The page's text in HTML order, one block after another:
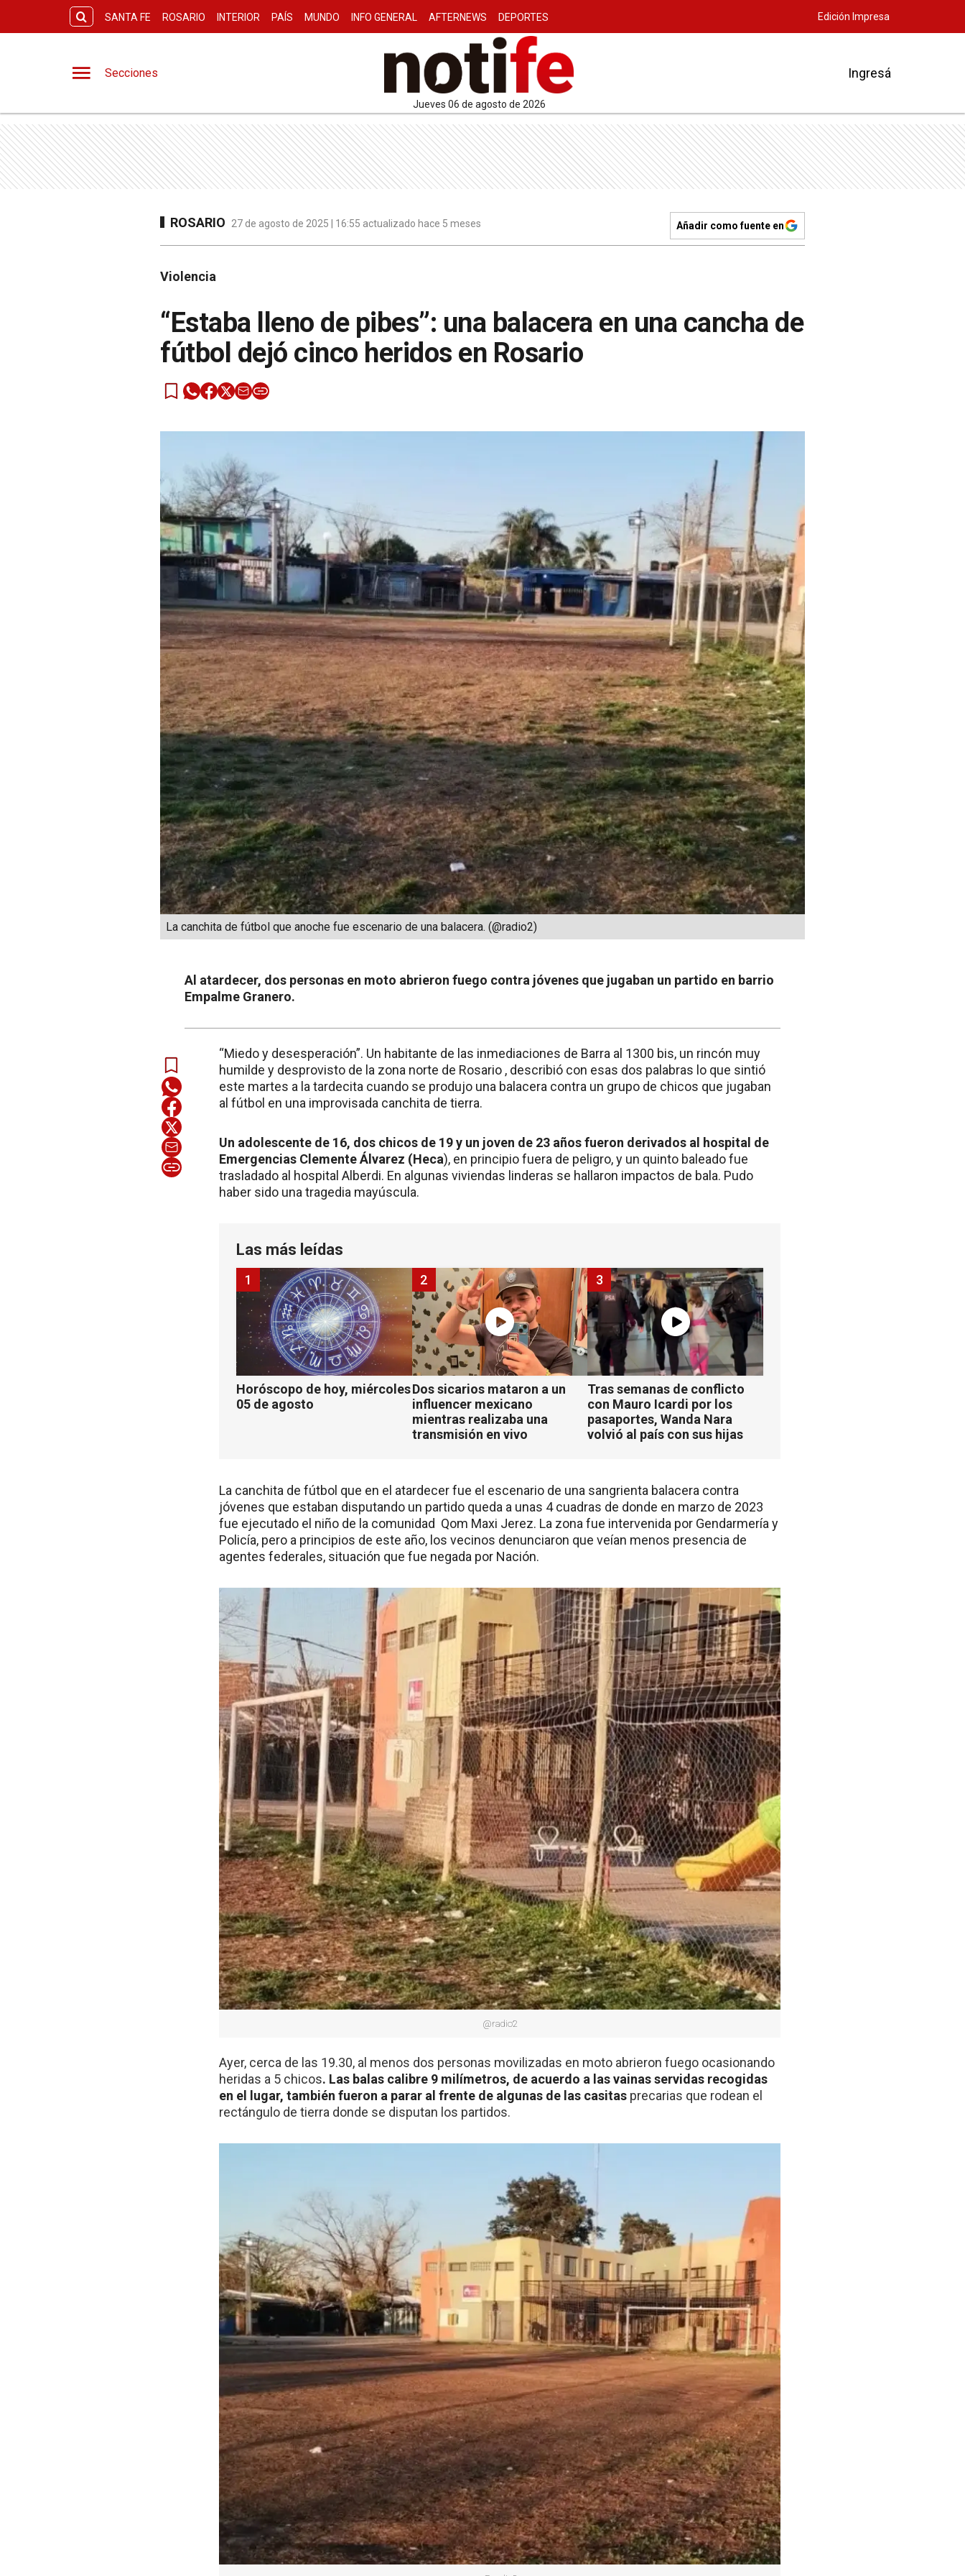
SANTA FE ROSARIO INTERIOR PAÍS MUNDO INFO GENERAL AFTERNEWS DEPORTES Edición Impresa
Secciones
jueves 06 de agosto de 2026
Ingresá
ROSARIO 27 de agosto de 2025 | 16:55 actualizado hace 5 meses Añadir como fuente en
Violencia
“Estaba lleno de pibes”: una balacera en una cancha de
fútbol dejó cinco heridos en Rosario
La canchita de fútbol que anoche fue escenario de una balacera. (@radio2)
Al atardecer, dos personas en moto abrieron fuego contra jóvenes que jugaban un partido en barrio
Empalme Granero.
“Miedo y desesperación”. Un habitante de las inmediaciones de Barra al 1300 bis, un rincón muy
humilde y desprovisto de la zona norte de Rosario , describió con esas dos palabras lo que sintió
este martes a la tardecita cuando se produjo una balacera contra un grupo de chicos que jugaban
al fútbol en una improvisada canchita de tierra.
Un adolescente de 16, dos chicos de 19 y un joven de 23 años fueron derivados al hospital de
Emergencias Clemente Álvarez (Heca), en principio fuera de peligro, y un quinto baleado fue
trasladado al hospital Alberdi. En algunas viviendas linderas se hallaron impactos de bala. Pudo
haber sido una tragedia mayúscula.
Las más leídas
Horóscopo de hoy, miércoles
05 de agosto
1
Dos sicarios mataron a un
influencer mexicano
mientras realizaba una
transmisión en vivo
2
Tras semanas de conflicto
con Mauro Icardi por los
pasaportes, Wanda Nara
volvió al país con sus hijas
3
La canchita de fútbol que en el atardecer fue el escenario de una sangrienta balacera contra
jóvenes que estaban disputando un partido queda a unas 4 cuadras de donde en marzo de 2023
fue ejecutado el niño de la comunidad Qom Maxi Jerez. La zona fue intervenida por Gendarmería y
Policía, pero a principios de este año, los vecinos denunciaron que veían menos presencia de
agentes federales, situación que fue negada por Nación.
@radio2
Ayer, cerca de las 19.30, al menos dos personas movilizadas en moto abrieron fuego ocasionando
heridas a 5 chicos. Las balas calibre 9 milímetros, de acuerdo a las vainas servidas recogidas
en el lugar, también fueron a parar al frente de algunas de las casitas precarias que rodean el
rectángulo de tierra donde se disputan los partidos.